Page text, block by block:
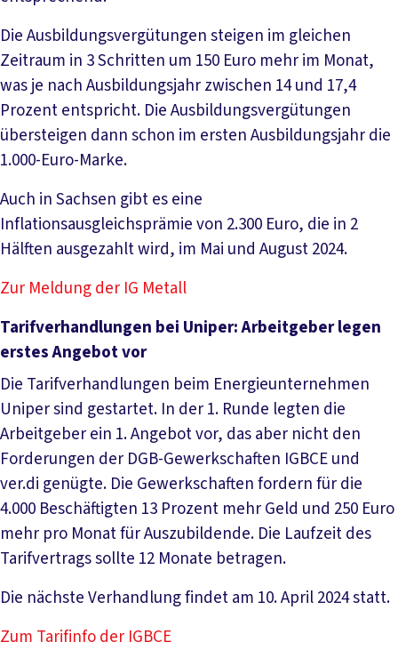
Die Ausbildungsvergütungen steigen im gleichen
Zeitraum in 3 Schritten um 150 Euro mehr im Monat,
was je nach Ausbildungsjahr zwischen 14 und 17,4
Prozent entspricht. Die Ausbildungsvergütungen
übersteigen dann schon im ersten Ausbildungsjahr die
1.000-Euro-Marke.
Auch in Sachsen gibt es eine
Inflationsausgleichsprämie von 2.300 Euro, die in 2
Hälften ausgezahlt wird, im Mai und August 2024.
Zur Meldung der IG Metall
Tarifverhandlungen bei Uniper: Arbeitgeber legen
erstes Angebot vor
Die Tarifverhandlungen beim Energieunternehmen
Uniper sind gestartet. In der 1. Runde legten die
Arbeitgeber ein 1. Angebot vor, das aber nicht den
Forderungen der DGB-Gewerkschaften IGBCE und
ver.di genügte. Die Gewerkschaften fordern für die
4.000 Beschäftigten 13 Prozent mehr Geld und 250 Euro
mehr pro Monat für Auszubildende. Die Laufzeit des
Tarifvertrags sollte 12 Monate betragen.
Die nächste Verhandlung findet am 10. April 2024 statt.
Zum Tarifinfo der IGBCE